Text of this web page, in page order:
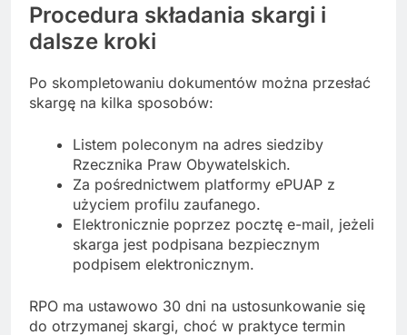
Procedura składania skargi i
dalsze kroki
Po skompletowaniu dokumentów można przesłać
skargę na kilka sposobów:
Listem poleconym na adres siedziby
Rzecznika Praw Obywatelskich.
Za pośrednictwem platformy ePUAP z
użyciem profilu zaufanego.
Elektronicznie poprzez pocztę e-mail, jeżeli
skarga jest podpisana bezpiecznym
podpisem elektronicznym.
RPO ma ustawowo 30 dni na ustosunkowanie się
do otrzymanej skargi, choć w praktyce termin